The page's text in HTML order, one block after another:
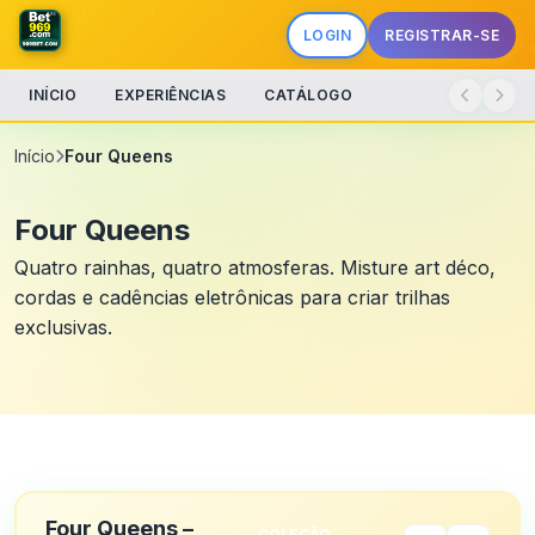
LOGIN REGISTRAR-SE
INÍCIO EXPERIÊNCIAS CATÁLOGO
Início Four Queens
Four Queens
Quatro rainhas, quatro atmosferas. Misture art déco,
cordas e cadências eletrônicas para criar trilhas
exclusivas.
Four Queens –